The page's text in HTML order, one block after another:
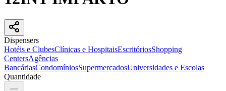
Dispensers
Hotéis e ClubesClínicas e HospitaisEscritóriosShopping
CentersAgências
BancáriasCondomíniosSupermercadosUniversidades e Escolas
Quantidade